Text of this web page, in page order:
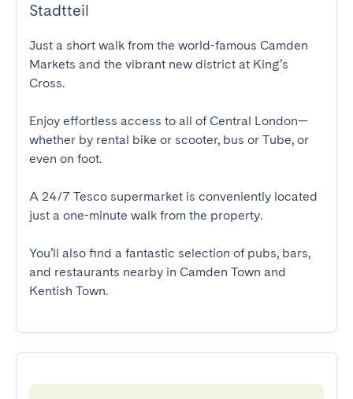
Stadtteil
Just a short walk from the world-famous Camden
Markets and the vibrant new district at King’s
Cross.
Enjoy effortless access to all of Central London—
whether by rental bike or scooter, bus or Tube, or
even on foot.
A 24/7 Tesco supermarket is conveniently located
just a one-minute walk from the property.
You’ll also find a fantastic selection of pubs, bars,
and restaurants nearby in Camden Town and
Kentish Town.